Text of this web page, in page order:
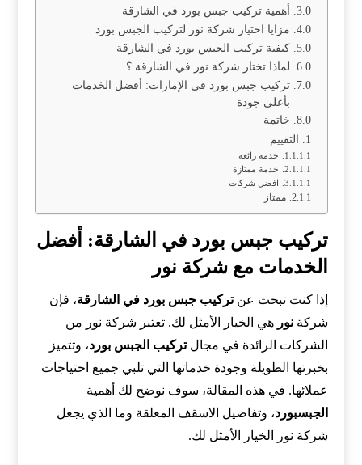
أهمية تركيب جبس بورد في الشارقة
مزايا اختيار شركة نور لتركيب الجبس بورد
كيفية تركيب الجبس بورد في الشارقة
لماذا تختار شركة نور في الشارقة ؟
تركيب جبس بورد في الإمارات: أفضل الخدمات
بأعلى جودة
خاتمة
التقييم
خدمه رائعة
خدمة ممتازة
افضل شركات
ممتاز
تركيب جبس بورد في الشارقة: أفضل
الخدمات مع شركة نور
إذا كنت تبحث عنتركيب جبس بورد في الشارقة، فإن
شركةنور هي الخيار الأمثل لك. تعتبر شركة نور من
الشركات الرائدة في مجالتركيب الجبس بورد، وتتميز
بخبرتها الطويلة وجودة خدماتها التي تلبي جميع احتياجات
عملائها. في هذه المقالة، سوف نوضح لك أهمية
الجبسبورد، وتفاصيل الاسقف المعلقة وما الذي يجعل
شركة نور الخيار الأمثل لك.